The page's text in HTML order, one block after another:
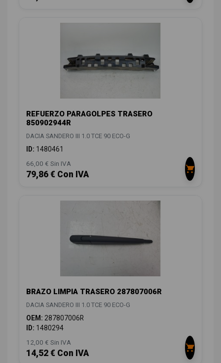
REFUERZO PARAGOLPES TRASERO
850902944R
DACIA SANDERO III 1.0 TCE 90 ECO-G
ID: 1480461
66,00 € Sin IVA
79,86 € Con IVA
BRAZO LIMPIA TRASERO 287807006R
DACIA SANDERO III 1.0 TCE 90 ECO-G
OEM: 287807006R
ID: 1480294
12,00 € Sin IVA
14,52 € Con IVA